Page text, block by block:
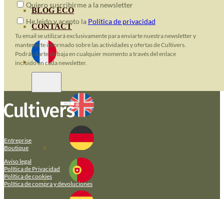
BLOG ECO
CONTACT
Quiero suscribirme a la newsletter
He leido y acepto la Política de privacidad
Tu email se utilizará exclusivamente para enviarte nuestra newsletter y
mantenerte informado sobre las actividades y ofertas de Cultivers.
Podrás darte de baja en cualquier momento a través del enlace
incluido en cada newsletter.
Entreprise
Boutique
Aviso legal
Política de Privacidad
Política de cookies
Política de compra y devoluciones